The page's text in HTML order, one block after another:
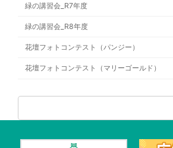
緑の講習会_R7年度
緑の講習会_R8年度
花壇フォトコンテスト（パンジー）
花壇フォトコンテスト（マリーゴールド）